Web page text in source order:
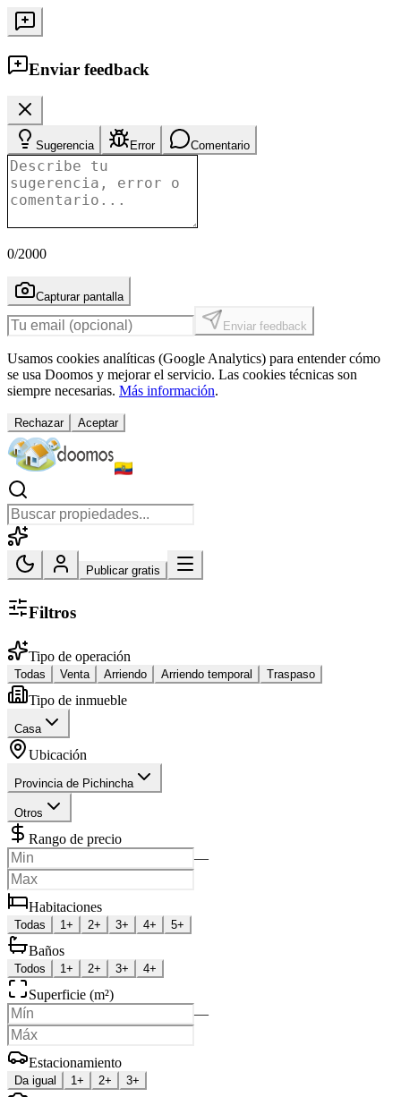
Enviar feedback
Sugerencia Error Comentario
0/2000
Capturar pantalla
Enviar feedback
Usamos cookies analíticas (Google Analytics) para entender cómo
se usa Doomos y mejorar el servicio. Las cookies técnicas son
siempre necesarias. Más información.
Rechazar Aceptar
Publicar gratis
Filtros
Tipo de operación
Todas Venta Arriendo Arriendo temporal Traspaso
Tipo de inmueble
Casa
Ubicación
Provincia de Pichincha
Otros
Rango de precio
—
Habitaciones
Todas 1+ 2+ 3+ 4+ 5+
Baños
Todos 1+ 2+ 3+ 4+
Superficie (m²)
—
Estacionamiento
Da igual 1+ 2+ 3+